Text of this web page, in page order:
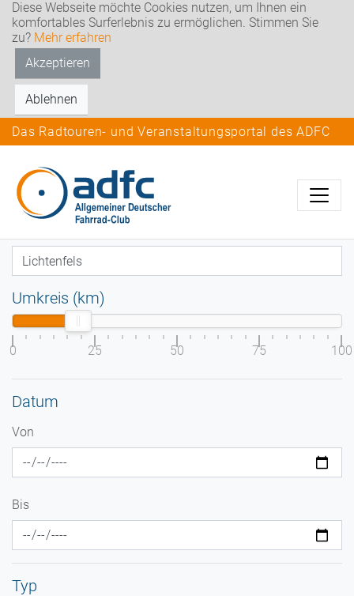
Diese Webseite möchte Cookies nutzen, um Ihnen ein
komfortables Surferlebnis zu ermöglichen. Stimmen Sie
zu? Mehr erfahren
Akzeptieren
Ablehnen
Das Radtouren- und Veranstaltungsportal des ADFC
Umkreis (km)
0 25 50 75 100
Datum
Von
Bis
Typ